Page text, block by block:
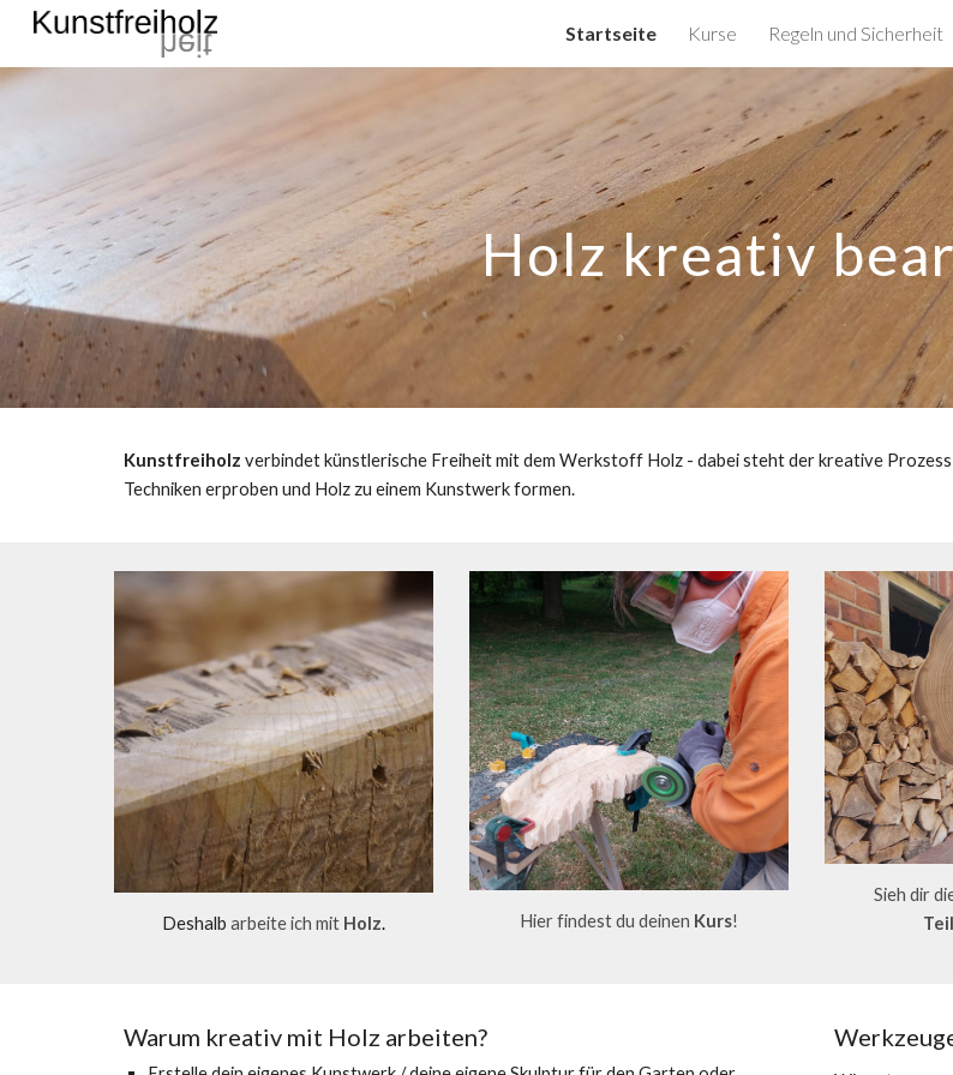
Skip to main content
Startseite Kurse Regeln und Sicherheit
Holz kreativ
Kunstfreiholz verbindet künstlerische Freiheit mit dem Werkstoff Holz - dabei steht der kreative
Techniken erproben und Holz zu einem Kunstwerk formen.
Deshalb arbeite ich mit Holz. Hier findest du deinen Kurs!
Sieh dir
Warum kreativ mit Holz arbeiten?